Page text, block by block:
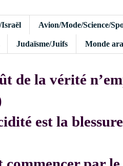
Avion/Mode/Science/
Judaïsme/Juifs Monde
de la vérité
est la